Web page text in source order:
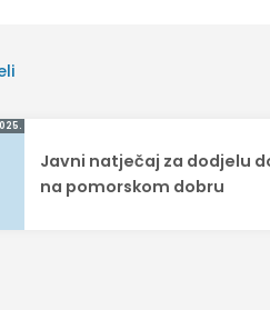
Javni natječaj za dodjelu
na pomorskom dobru